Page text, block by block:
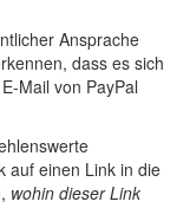
Ansprache
dass es sich
Mail von PayPal
auf einen Link in die
wohin dieser Link